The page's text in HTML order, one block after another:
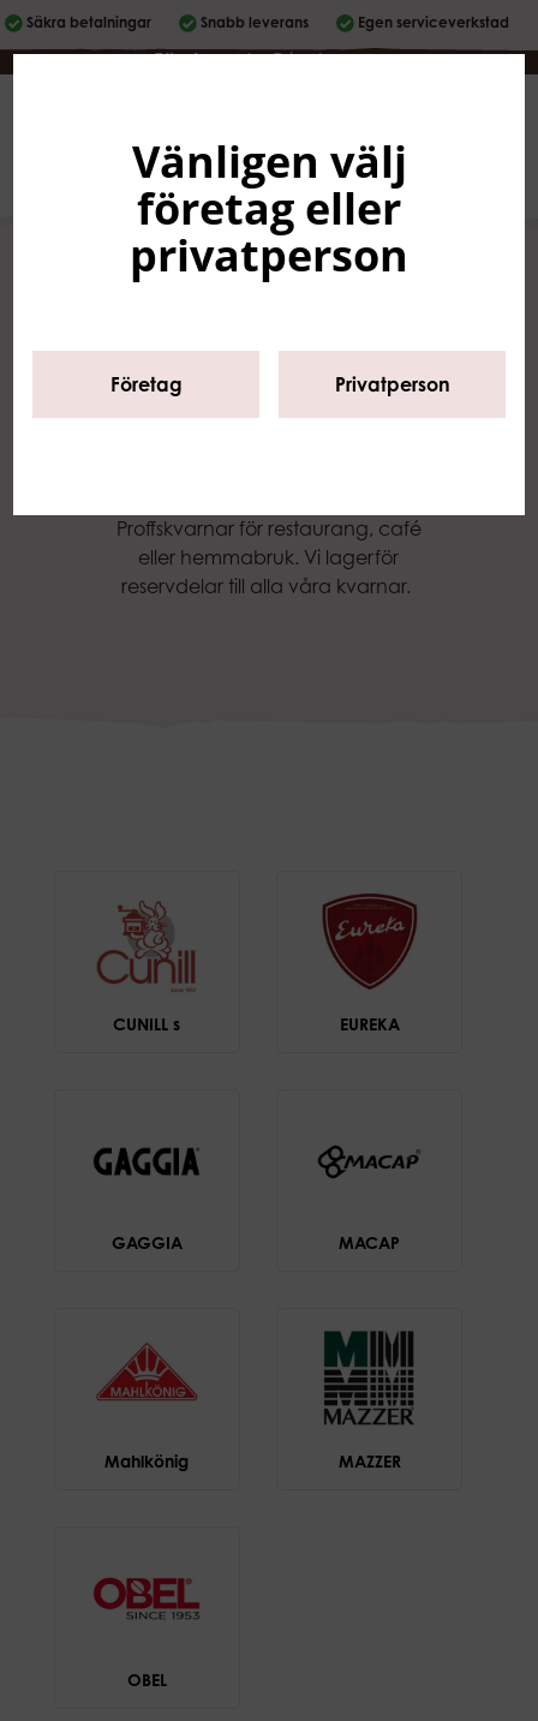
Säkra betalningar Snabb leverans Egen serviceverkstad
Företag | Privatperson
0
Direktmalande
Proffskvarnar för restaurang, café
eller hemmabruk. Vi lagerför
reservdelar till alla våra kvarnar.
CUNILL s EUREKA
GAGGIA MACAP
Mahlkönig MAZZER
OBEL
Vänligen välj
företag eller
privatperson
Företag Privatperson